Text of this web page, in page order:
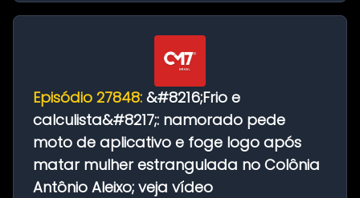
Episódio 27848: &#8216;Frio e
calculista&#8217;: namorado pede
moto de aplicativo e foge logo após
matar mulher estrangulada no Colônia
Antônio Aleixo; veja vídeo